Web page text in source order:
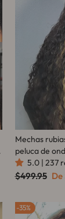
Mechas
peluca de
frontal -
frontal y
5.0 | 237
Precio
$499.95 De
35%